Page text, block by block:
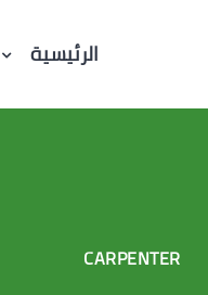
الرئيسية
CARPENTER